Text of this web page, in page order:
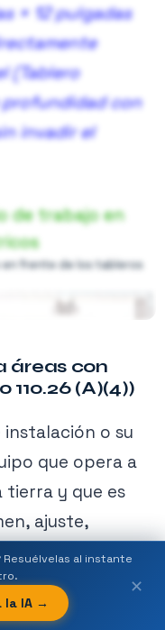
frontal de 30
en el equipo
a otro equipo
× 12 pulgadas
(Tablero
con
invadir el
frente de los tableros
15cm encima o debajo
en la
áreas con
(A)(4))
o su
que opera a
tierra y que es
ajuste,
mientras está
un espacio con
todo lo
Resuélvelas al instante
la IA →
✕